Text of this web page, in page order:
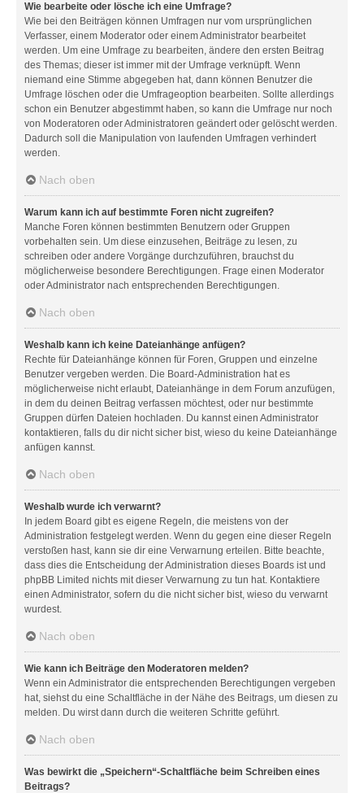
Wie bearbeite oder lösche ich eine Umfrage?
Wie bei den Beiträgen können Umfragen nur vom ursprünglichen
Verfasser, einem Moderator oder einem Administrator bearbeitet
werden. Um eine Umfrage zu bearbeiten, ändere den ersten Beitrag
des Themas; dieser ist immer mit der Umfrage verknüpft. Wenn
niemand eine Stimme abgegeben hat, dann können Benutzer die
Umfrage löschen oder die Umfrageoption bearbeiten. Sollte allerdings
schon ein Benutzer abgestimmt haben, so kann die Umfrage nur noch
von Moderatoren oder Administratoren geändert oder gelöscht werden.
Dadurch soll die Manipulation von laufenden Umfragen verhindert
werden.
Nach oben
Warum kann ich auf bestimmte Foren nicht zugreifen?
Manche Foren können bestimmten Benutzern oder Gruppen
vorbehalten sein. Um diese einzusehen, Beiträge zu lesen, zu
schreiben oder andere Vorgänge durchzuführen, brauchst du
möglicherweise besondere Berechtigungen. Frage einen Moderator
oder Administrator nach entsprechenden Berechtigungen.
Nach oben
Weshalb kann ich keine Dateianhänge anfügen?
Rechte für Dateianhänge können für Foren, Gruppen und einzelne
Benutzer vergeben werden. Die Board-Administration hat es
möglicherweise nicht erlaubt, Dateianhänge in dem Forum anzufügen,
in dem du deinen Beitrag verfassen möchtest, oder nur bestimmte
Gruppen dürfen Dateien hochladen. Du kannst einen Administrator
kontaktieren, falls du dir nicht sicher bist, wieso du keine Dateianhänge
anfügen kannst.
Nach oben
Weshalb wurde ich verwarnt?
In jedem Board gibt es eigene Regeln, die meistens von der
Administration festgelegt werden. Wenn du gegen eine dieser Regeln
verstoßen hast, kann sie dir eine Verwarnung erteilen. Bitte beachte,
dass dies die Entscheidung der Administration dieses Boards ist und
phpBB Limited nichts mit dieser Verwarnung zu tun hat. Kontaktiere
einen Administrator, sofern du die nicht sicher bist, wieso du verwarnt
wurdest.
Nach oben
Wie kann ich Beiträge den Moderatoren melden?
Wenn ein Administrator die entsprechenden Berechtigungen vergeben
hat, siehst du eine Schaltfläche in der Nähe des Beitrags, um diesen zu
melden. Du wirst dann durch die weiteren Schritte geführt.
Nach oben
Was bewirkt die „Speichern“-Schaltfläche beim Schreiben eines
Beitrags?